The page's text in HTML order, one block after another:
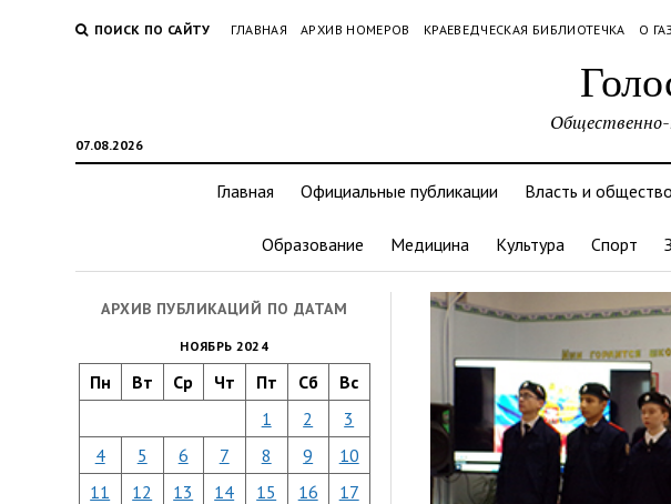
ПОИСК ПО САЙТУ ГЛАВНАЯ АРХИВ НОМЕРОВ КРАЕВЕДЧЕСКАЯ БИБЛИОТЕЧКА О
07.08.2026
Общественно-
Главная Официальные публикации Власть и общество
Образование Медицина Культура Спорт
АРХИВ ПУБЛИКАЦИЙ ПО ДАТАМ
НОЯБРЬ 2024
Пн Вт Ср Чт Пт Сб Вс
1 2
3
4
5 6 7 8 9
10
11
12 13 14 15 16
17